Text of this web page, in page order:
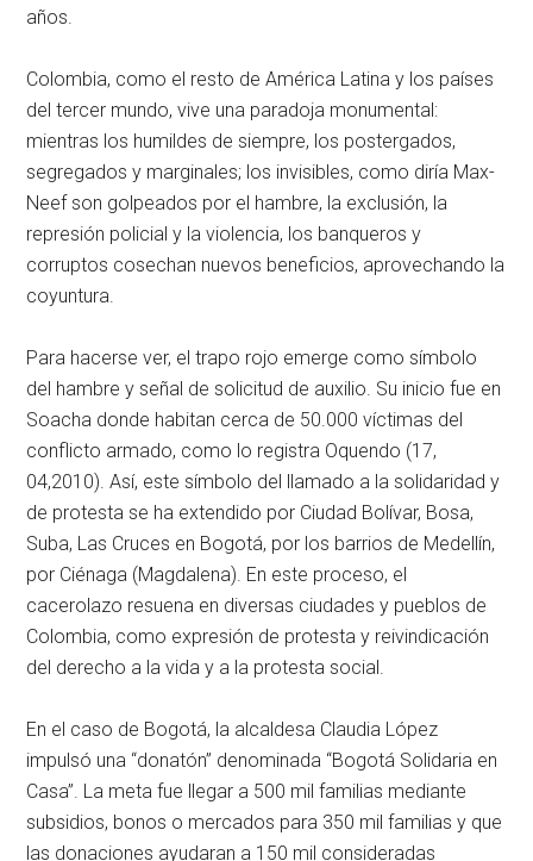
años.
Colombia, como el resto de América Latina y los países
del tercer mundo, vive una paradoja monumental:
mientras los humildes de siempre, los postergados,
segregados y marginales; los invisibles, como diría Max-
Neef son golpeados por el hambre, la exclusión, la
represión policial y la violencia, los banqueros y
corruptos cosechan nuevos beneficios, aprovechando la
coyuntura.
Para hacerse ver, el trapo rojo emerge como símbolo
del hambre y señal de solicitud de auxilio. Su inicio fue en
Soacha donde habitan cerca de 50.000 víctimas del
conflicto armado, como lo registra Oquendo (17,
04,2010). Así, este símbolo del llamado a la solidaridad y
de protesta se ha extendido por Ciudad Bolívar, Bosa,
Suba, Las Cruces en Bogotá, por los barrios de Medellín,
por Ciénaga (Magdalena). En este proceso, el
cacerolazo resuena en diversas ciudades y pueblos de
Colombia, como expresión de protesta y reivindicación
del derecho a la vida y a la protesta social.
En el caso de Bogotá, la alcaldesa Claudia López
impulsó una “donatón” denominada “Bogotá Solidaria en
Casa”. La meta fue llegar a 500 mil familias mediante
subsidios, bonos o mercados para 350 mil familias y que
las donaciones ayudaran a 150 mil consideradas